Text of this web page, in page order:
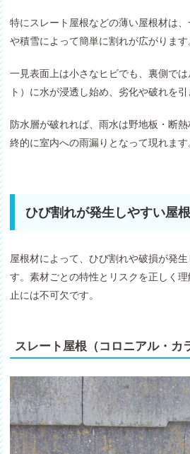
特にスレート屋根などの薄い屋根材は
や積雪によって簡単に割れが広がります
一見表面上は小さなヒビでも、裏側で
ト）に水が浸透し始め、劣化や破れを引
防水層が破れれば、雨水は野地板・断
終的に室内への雨漏りとなって現れます
ひび割れが発生しやすい屋
屋根材によって、ひび割れや破損が発
す。素材ごとの特性とリスクを正しく
止には不可欠です。
スレート屋根（コロニアル・カ